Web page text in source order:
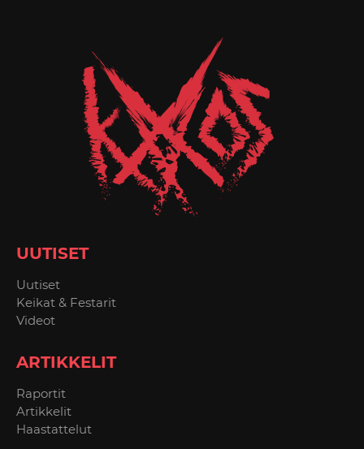
UUTISET
Uutiset
Keikat & Festarit
Videot
ARTIKKELIT
Raportit
Artikkelit
Haastattelut